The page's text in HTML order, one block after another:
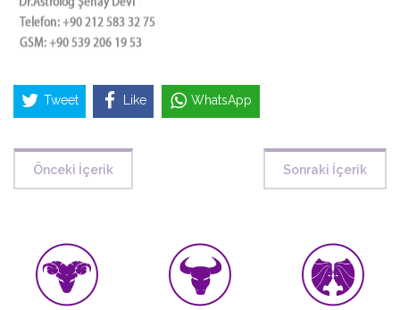
Tweet Like WhatsApp
Önceki İçerik Sonraki İçerik